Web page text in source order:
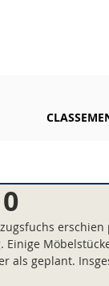
als geplant.